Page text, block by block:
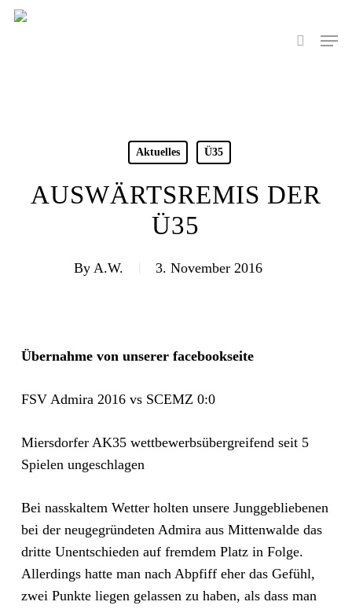
Skip
search
Menu
Aktuelles Ü35
AUSWÄRTSREMIS DER
Ü35
By A.W. 3. November 2016
Übernahme von unserer facebookseite
FSV Admira 2016 vs SCEMZ 0:0
Miersdorfer AK35 wettbewerbsübergreifend seit 5
Spielen ungeschlagen
Bei nasskaltem Wetter holten unsere Junggebliebenen
bei der neugegründeten Admira aus Mittenwalde das
dritte Unentschieden auf fremdem Platz in Folge.
Allerdings hatte man nach Abpfiff eher das Gefühl,
zwei Punkte liegen gelassen zu haben, als dass man